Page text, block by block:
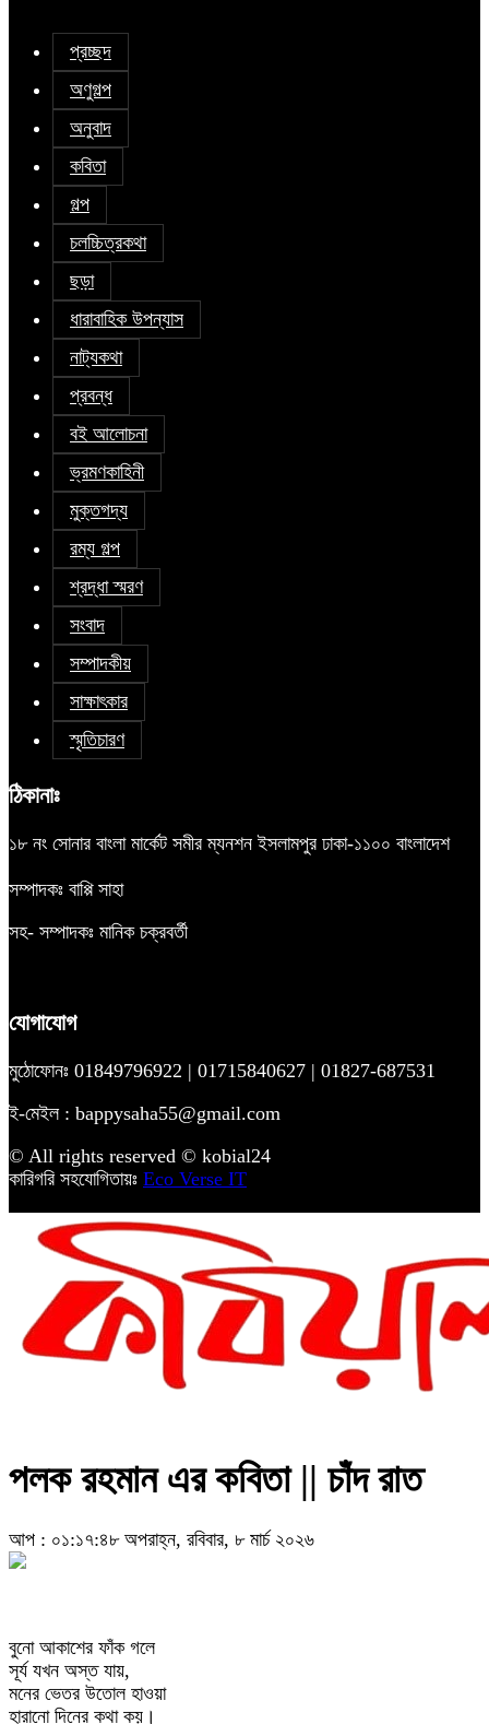
প্রচ্ছদ
অণুগল্প
অনুবাদ
কবিতা
গল্প
চলচ্চিত্রকথা
ছড়া
ধারাবাহিক উপন্যাস
নাট্যকথা
প্রবন্ধ
বই আলোচনা
ভ্রমণকাহিনী
মুক্তগদ্য
রম্য গল্প
শ্রদ্ধা স্মরণ
সংবাদ
সম্পাদকীয়
সাক্ষাৎকার
স্মৃতিচারণ
ঠিকানাঃ
১৮ নং সোনার বাংলা মার্কেট সমীর ম্যনশন ইসলামপুর ঢাকা-১১০০ বাংলাদেশ
সম্পাদকঃ বাপ্পি সাহা
সহ- সম্পাদকঃ মানিক চক্রবর্তী
যোগাযোগ
মুঠোফোনঃ 01849796922 | 01715840627 | 01827-687531
ই-মেইল : bappysaha55@gmail.com
© All rights reserved © kobial24
কারিগরি সহযোগিতায়ঃ Eco Verse IT
পলক রহমান এর কবিতা || চাঁদ রাত
আপ : ০১:১৭:৪৮ অপরাহ্ন, রবিবার, ৮ মার্চ ২০২৬
বুনো আকাশের ফাঁক গলে
সূর্য যখন অস্ত যায়,
মনের ভেতর উতোল হাওয়া
হারানো দিনের কথা কয়।